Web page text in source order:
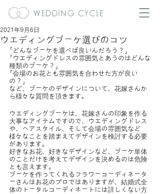
WEDDING CYCLE
ウエディングブーケ選びのコツ
2021年9月6日
「どんなブーケを選べば良いんだろう？」
「ウエディングドレスの雰囲気とあうのはどんな
種類のブーケ？」
「会場のお花とも雰囲気を合わせた方が良い
の？」
など、ブーケのデザインについて、花嫁さんか
ら様々な質問を頂きます。
ウエディングブーケは、花嫁さんの印象を作る
大事なアイテムですので、ウエディングドレス
や、ヘアスタイル、そして会場の雰囲気など
様々なことを踏まえてデザインを検討する必要
があります。
好きなお花、好きなデザインなど、ブーケ単体
のことだけを考えてデザインを決めるのは危険
とも言えます。
ブーケを作ってくれるフラワーコーディネータ
ーさんはお花のプロではありますが、結婚式全
体のトータルコーディネートには詳しくない方